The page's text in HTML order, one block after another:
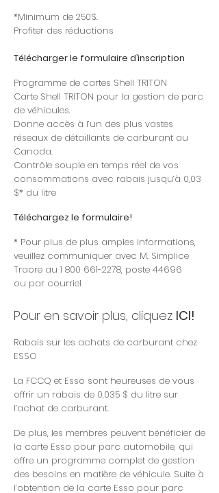
*Minimum de 250$.
Profiter des réductions
Télécharger le formulaire d’inscription
Programme de cartes Shell TRITON
Carte Shell TRITON pour la gestion de parc
de véhicules.
Donne accès à l’un des plus vastes
réseaux de détaillants de carburant au
Canada.
Contrôle souple en temps réel de vos
consommations avec rabais jusqu’à 0,03
$* du litre
Téléchargez le formulaire!
* Pour plus de plus amples informations,
veuillez communiquer avec M. Simplice
Traore au 1 800 661-2278, poste 44696
ou par courriel
Pour en savoir plus, cliquez ICI!
Rabais sur les achats de carburant chez
ESSO
La FCCQ et Esso sont heureuses de vous
offrir un rabais de 0,035 $ du litre sur
l’achat de carburant.
De plus, les membres peuvent bénéficier de
la carte Esso pour parc automobile, qui
offre un programme complet de gestion
des besoins en matière de véhicule. Suite à
l’obtention de la carte Esso pour parc